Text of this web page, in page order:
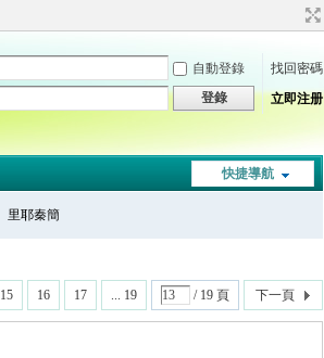
自動登錄
找回密碼
登錄 立即注册
快捷導航
里耶秦簡
15 16 17 ... 19 / 19 頁 下一頁